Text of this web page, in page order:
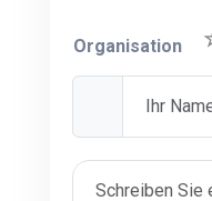
Organisation